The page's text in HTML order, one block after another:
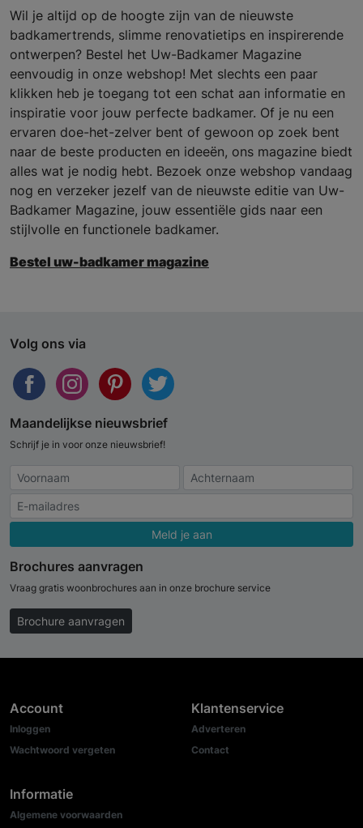
Wil je altijd op de hoogte zijn van de nieuwste
badkamertrends, slimme renovatietips en inspirerende
ontwerpen? Bestel het Uw-Badkamer Magazine
eenvoudig in onze webshop! Met slechts een paar
klikken heb je toegang tot een schat aan informatie en
inspiratie voor jouw perfecte badkamer. Of je nu een
ervaren doe-het-zelver bent of gewoon op zoek bent
naar de beste producten en ideeën, ons magazine biedt
alles wat je nodig hebt. Bezoek onze webshop vandaag
nog en verzeker jezelf van de nieuwste editie van Uw-
Badkamer Magazine, jouw essentiële gids naar een
stijlvolle en functionele badkamer.
Bestel uw-badkamer magazine
Volg ons via
Maandelijkse nieuwsbrief
Schrijf je in voor onze nieuwsbrief!
Meld je aan
Brochures aanvragen
Vraag gratis woonbrochures aan in onze brochure service
Brochure aanvragen
Account
Inloggen
Wachtwoord vergeten
Informatie
Algemene voorwaarden
Klantenservice
Adverteren
Contact